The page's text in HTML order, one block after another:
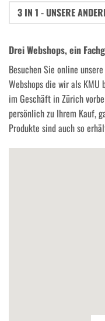
3 IN 1 - UNSERE
Drei Webshops, ein
Besuchen Sie online
Webshops die wir als
im Geschäft in Zürich
persönlich zu Ihrem Kauf,
Produkte sind auch so